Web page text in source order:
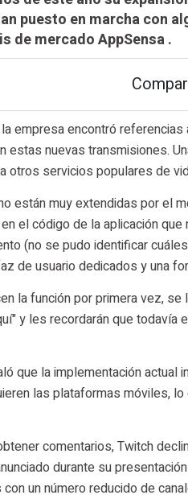
puesto en marcha con
de mercado AppSensa .
empresa encontró
estas nuevas transmisiones.
otros servicios populares de
están muy extendidas por el
el código de la aplicación
(no se pudo identificar
de usuario dedicados y una
la función por primera vez,
y les recordarán que todavía
que la implementación
las plataformas móviles,
comentarios, Twitch
durante su
un número reducido de